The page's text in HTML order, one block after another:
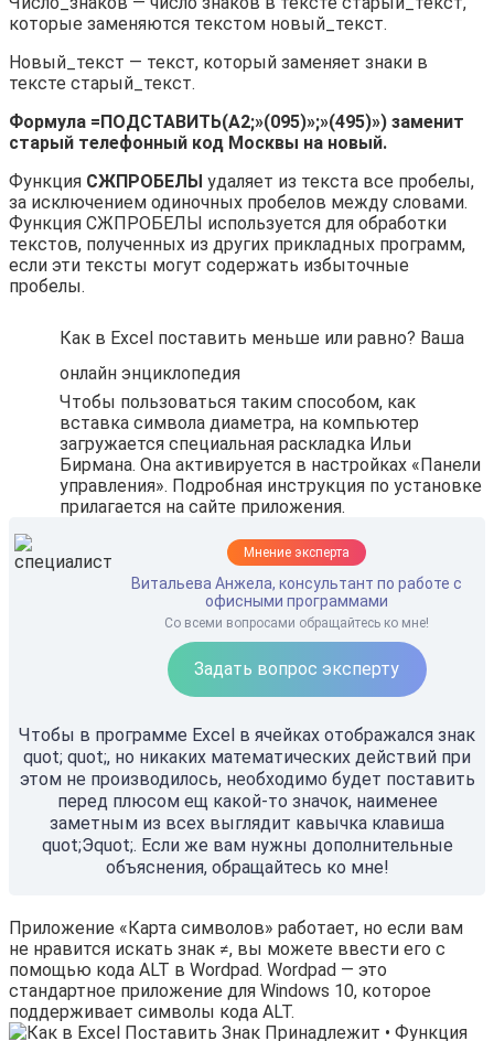
которые заменяются текстом новый_текст.
Новый_текст — текст, который заменяет знаки в
тексте старый_текст.
Формула =ПОДСТАВИТЬ(A2;»(095)»;»(495)») заменит
старый телефонный код Москвы на новый.
Функция СЖПРОБЕЛЫ удаляет из текста все пробелы,
за исключением одиночных пробелов между словами.
Функция СЖПРОБЕЛЫ используется для обработки
текстов, полученных из других прикладных программ,
если эти тексты могут содержать избыточные
пробелы.
Как в Excel поставить меньше или равно? Ваша
онлайн энциклопедия
Чтобы пользоваться таким способом, как
вставка символа диаметра, на компьютер
загружается специальная раскладка Ильи
Бирмана. Она активируется в настройках «Панели
управления». Подробная инструкция по установке
прилагается на сайте приложения.
Мнение эксперта
Витальева Анжела, консультант по работе с
офисными программами
Со всеми вопросами обращайтесь ко мне!
Задать вопрос эксперту
Чтобы в программе Excel в ячейках отображался знак
quot; quot;, но никаких математических действий при
этом не производилось, необходимо будет поставить
перед плюсом ещ какой-то значок, наименее
заметным из всех выглядит кавычка клавиша
quot;Эquot;. Если же вам нужны дополнительные
объяснения, обращайтесь ко мне!
Приложение «Карта символов» работает, но если вам
не нравится искать знак ≠, вы можете ввести его с
помощью кода ALT в Wordpad. Wordpad — это
стандартное приложение для Windows 10, которое
поддерживает символы кода ALT.